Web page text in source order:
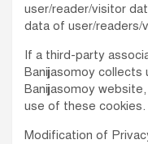
user/reader/visitor
data of user/readers/
If a third-party
Banijjasomoy
Banijjasomoy
use of these cookies.
Modification of